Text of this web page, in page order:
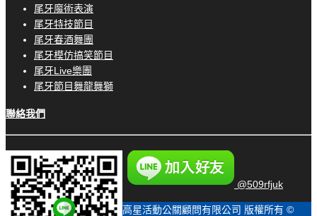
尾牙魔術表演
尾牙特技節目
尾牙春酒舞團
尾牙模仿搞笑節目
尾牙Live樂團
尾牙節目舞龍舞獅
聯絡我們
@509rfjuk
高星活動公關顧問有限公司 版權所有 ©